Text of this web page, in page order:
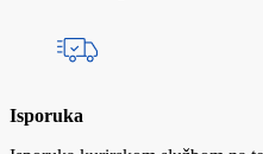
Isporuka